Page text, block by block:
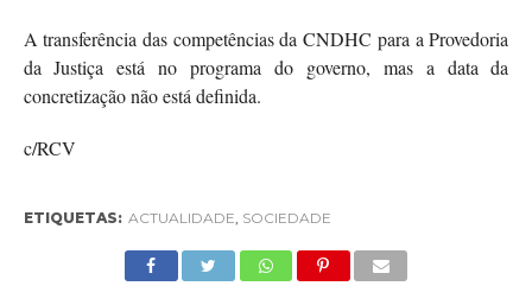
A transferência das competências da CNDHC para a Provedoria
da Justiça está no programa do governo, mas a data da
concretização não está definida.
c/RCV
ETIQUETAS: ACTUALIDADE, SOCIEDADE